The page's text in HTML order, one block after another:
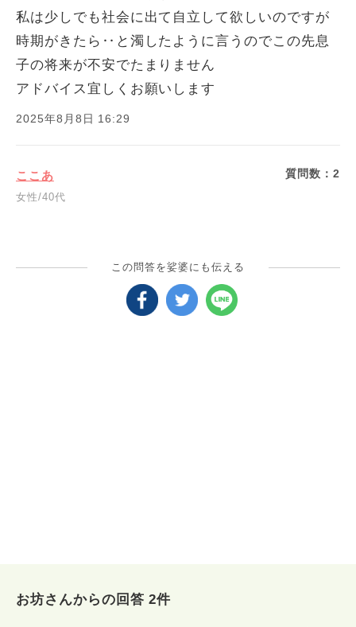
私は少しでも社会に出て自立して欲しいのですが
時期がきたら‥と濁したように言うのでこの先息
子の将来が不安でたまりません
アドバイス宜しくお願いします
2025年8月8日 16:29
ここあ
女性/40代
質問数：2
この問答を娑婆にも伝える
お坊さんからの回答 2件